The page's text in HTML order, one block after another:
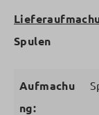
Spulen
Aufmachu
ng: